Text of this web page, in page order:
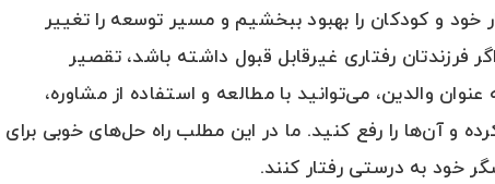
خود و کودکان را بهبود ببخشیم و مسیر توسعه را تغییر
فرزندتان رفتاری غیرقابل قبول داشته باشد، تقصیر
والدین، می‌توانید با مطالعه و استفاده از مشاوره،
و آن‌ها را رفع کنید. ما در این مطلب راه حل‌‌های خوبی برای
خود به درستی رفتار کنند.